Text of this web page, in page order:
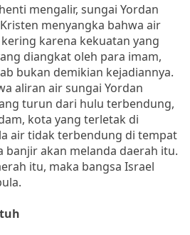
mengalir, sungai Yordan
menyangka bahwa air
karena kekuatan yang
diangkat oleh para imam,
bukan demikian kejadiannya.
aliran air sungai Yordan
turun dari hulu terbendung,
kota yang terletak di
air tidak terbendung di tempat
banjir akan melanda daerah itu.
itu, maka bangsa Israel